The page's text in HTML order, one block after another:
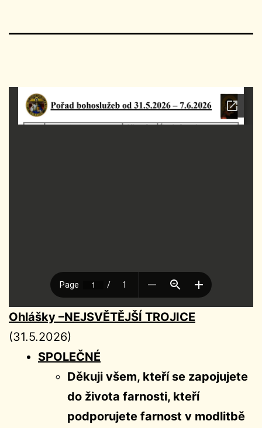
Ohlášky –NEJSVĚTĚJŠÍ TROJICE
(31.5.2026)
SPOLEČNÉ
Děkuji všem, kteří se zapojujete
do života farnosti, kteří
podporujete farnost v modlitbě